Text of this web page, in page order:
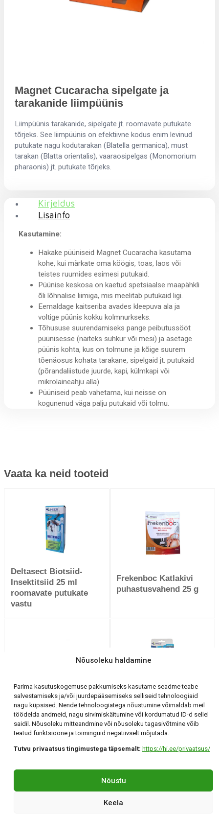
Nõusoleku haldamine
Parima kasutuskogemuse pakkumiseks kasutame seadme teabe
salvestamiseks ja/või juurdepääsemiseks selliseid tehnoloogiaid
nagu küpsised. Nende tehnoloogiatega nõustumine võimaldab meil
töödelda andmeid, nagu sirvimiskäitumine või kordumatud ID-d sellel
saidil. Nõusoleku mitteandmine või nõusoleku tagasivõtmine võib
teatud funktsioone ja toiminguid negatiivselt mõjutada.
Tutvu privaatsus tingimustega täpsemalt: https://hi.ee/privaatsus/
Nõustu
Keela
Magnet Cucaracha sipelgate ja
tarakanide liimpüünis
Liimpüünis tarakanide, sipelgate jt. roomavate putukate
tõrjeks. See liimpüünis on efektiivne kodus enim levinud
putukate nagu kodutarakan (Blatella germanica), must
tarakan (Blatta orientalis), vaaraosipelgas (Monomorium
pharaonis) jt. putukate tõrjeks.
Kirjeldus
Lisainfo
Kasutamine:
Hakake püüniseid Magnet Cucaracha kasutama
kohe, kui märkate oma köögis, toas, laos või
teistes ruumides esimesi putukaid.
Püünise keskosa on kaetud spetsiaalse maapähkli
õli lõhnalise liimiga, mis meelitab putukaid ligi.
Eemaldage kaitseriba avades kleepuva ala ja
voltige püünis kokku kolmnurkseks.
Tõhususe suurendamiseks pange peibutussööt
püünisesse (näiteks suhkur või mesi) ja asetage
püünis kohta, kus on tolmune ja kõige suurem
tõenäosus kohata tarakane, sipelgaid jt. putukaid
(põrandaliistude juurde, kapi, külmkapi või
mikrolaineahju alla).
Püüniseid peab vahetama, kui neisse on
kogunenud väga palju putukaid või tolmu.
Vaata ka neid tooteid
Deltasect Biotsiid-
Insektitsiid 25 ml
roomavate putukate
vastu
Frekenboc Katlakivi
puhastusvahend 25 g
Magnet Mauzer PRO
liimpüünis
Imidasect
Prussakatele10 g
geelina süstlas
Holding Invest OÜ
Tartu, Klaasi 12 +372 56 294 071 hi@hi.ee
©Holding Invest 2026